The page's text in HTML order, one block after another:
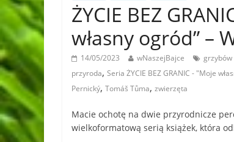
ŻYCIE BEZ
własny ogród” –
14/05/2023 wNaszejBajce
przyroda, Seria ŻYCIE BEZ GRANIC - "Moje
Pernický, Tomáš Tůma, zwierzęta
Macie ochotę na dwie przyrodnicze
wielkoformatową serią książek, która